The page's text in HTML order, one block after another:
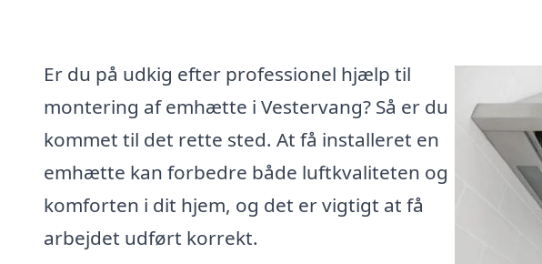
Er du på udkig efter professionel hjælp til
montering af emhætte i Vestervang? Så er du
kommet til det rette sted. At få installeret en
emhætte kan forbedre både luftkvaliteten og
komforten i dit hjem, og det er vigtigt at få
arbejdet udført korrekt.